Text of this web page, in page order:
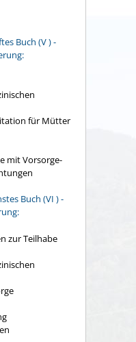
Buch (V ) -
für Mütter
mit Vorsorge-
Buch (VI ) -
zur Teilhabe